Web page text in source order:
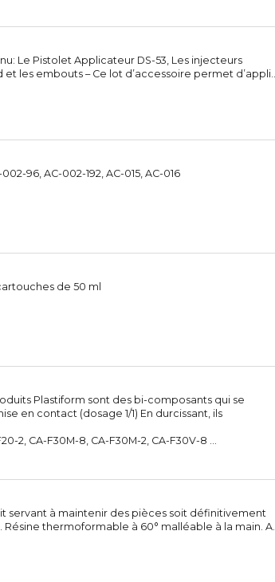
Le Pistolet Applicateur DS-53, Les injecteurs
les embouts – Ce lot d’accessoire permet d’appli...
96, AC-002-192, AC-015, AC-016
de 50 ml
Plastiform sont des bi-composants qui se
en contact (dosage 1/1) En durcissant, ils
2, CA-F30M-8, CA-F30M-2, CA-F30V-8 ...
servant à maintenir des pièces soit définitivement
thermoformable à 60° malléable à la main. A...